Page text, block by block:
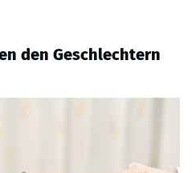
den Geschlechtern